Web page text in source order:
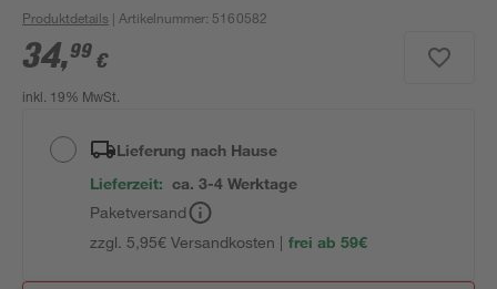
Produktdetails | Artikelnummer: 5160582
34,99 €
inkl. 19% MwSt.
Lieferung nach Hause
Lieferzeit: ca. 3-4 Werktage
Paketversand
zzgl. 5,95€ Versandkosten | frei ab 59€